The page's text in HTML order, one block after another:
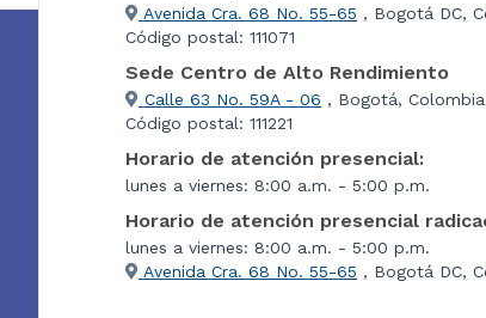
Avenida Cra. 68 No. 55-65 , Bogotá DC,
Código postal: 111071
Sede Centro de Alto Rendimiento
Calle 63 No. 59A - 06 , Bogotá, Colombia
Código postal: 111221
Horario de atención presencial:
lunes a viernes: 8:00 a.m. - 5:00 p.m.
Horario de atención presencial
lunes a viernes: 8:00 a.m. - 5:00 p.m.
Avenida Cra. 68 No. 55-65 , Bogotá DC,